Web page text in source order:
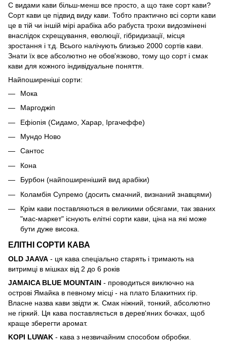
C видами кави більш-менш все просто, а що таке сорт кави?
Сорт кави це підвид виду кави. Тобто практично всі сорти кави
це в тій чи іншій мірі арабіка або рабуста трохи видозмінені
внаслідок схрещування, еволюції, гібридизації, місця
зростання і т.д. Всього налічують близько 2000 сортів кави.
Знати їх все абсолютно не обов'язково, тому що сорт і смак
кави для кожного індивідуальне поняття.
Найпоширеніші сорти:
Мока
Маргоджіп
Ефіопія (Сидамо, Харар, Іргачеффе)
Мундо Ново
Сантос
Кона
Бурбон (найпоширеніший вид арабіки)
Коламбія Супремо (досить смачний, визнаний знавцями)
Крім кави поставляються в великими обсягами, так званих
"мас-маркет" існують елітні сорти кави, ціна на які може
бути дуже висока.
ЕЛІТНІ СОРТИ КАВА
OLD JAAVA - ця кава спеціально старять і тримають на
витримці в мішках від 2 до 6 років
JAMAICA BLUE MOUNTAIN - проводиться виключно на
острові Ямайка в певному місці - на плато Блакитних гір.
Власне назва кави звідти ж. Смак ніжний, тонкий, абсолютно
не гіркий. Ця кава поставляється в дерев'яних бочках, щоб
краще зберегти аромат.
KOPI LUWAK - кава з незвичайним способом обробки.